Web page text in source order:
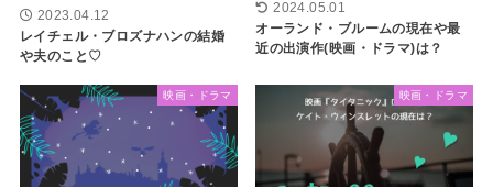
2023.04.12
レイチェル・ブロズナハンの結婚
や夫のこと♡
2024.05.01
オーランド・ブルームの現在や最
近の出演作(映画・ドラマ)は？
映画・ドラマ 映画・ドラマ